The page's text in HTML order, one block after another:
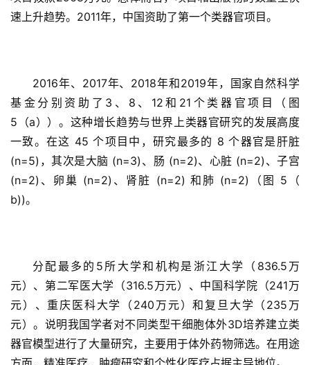
速上升趋势。2011年，中国资助了第一个类器官项目。
2016年、2017年、2018年和2019年，国家自然科学
基金分别资助了3、8、12和21个类器官项目（图
5（a））。这种增长趋势与世界上类器官研究的发展高度
一致。在这 45 个项目中，研究最多的 8 个器官是肝脏
(n=5)，其次是大脑 (n=3)、肠 (n=2)、心脏 (n=2)、子宫
(n=2)、卵巢 (n=2)、肾脏 (n=2) 和肺 (n=2)（图 5（
b))。
分配最多的5所大学和机构是浙江大学（836.5万
元）、第二军医大学（316.5万元）、中国科学院（241万
元）、重庆医科大学（240万元）和复旦大学（235万
元）。说明我国学者对不同类型干细胞体外3D培养建立类
器官模型进行了大量研究，主要用于体外药物筛选。在用途